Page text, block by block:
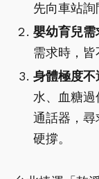
先向車站詢
嬰幼育兒需
需求時，皆
身體極度不
水、血糖
通話器，
硬撐。